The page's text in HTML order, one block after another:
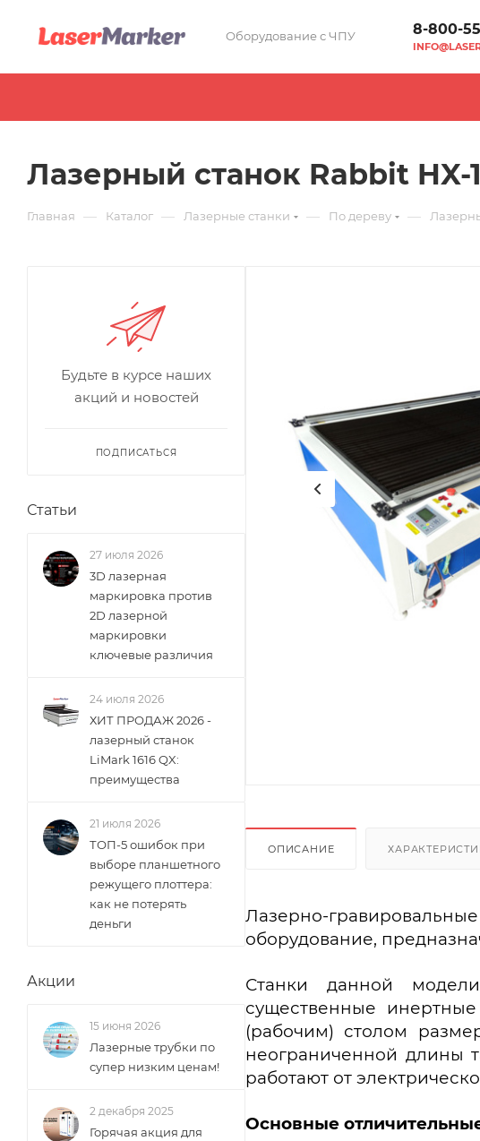
Оборудование с ЧПУ 8-800-
Лазерный станок Rabbit HX-
Главная — Каталог — Лазерные станки — По дереву —
ОПИСАНИЕ
Лазерно-
оборудование,
Станки данной
существенные
(рабочим) столом
неограниченной длины
работают от
Основные
Будьте в курсе наших
акций и новостей
ПОДПИСАТЬСЯ
Статьи
27 июля 2026
3D лазерная
маркировка против
2D лазерной
маркировки
ключевые различия
24 июля 2026
ХИТ ПРОДАЖ 2026 -
лазерный станок
LiMark 1616 QX:
преимущества
21 июля 2026
ТОП-5 ошибок при
выборе планшетного
режущего плоттера:
как не потерять
деньги
Акции
15 июня 2026
Лазерные трубки по
супер низким ценам!
2 декабря 2025
Горячая акция для